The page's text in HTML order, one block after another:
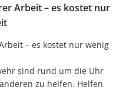
Arbeit – es kostet nur
– es kostet nur wenig
sind rund um die Uhr
zu helfen. Helfen